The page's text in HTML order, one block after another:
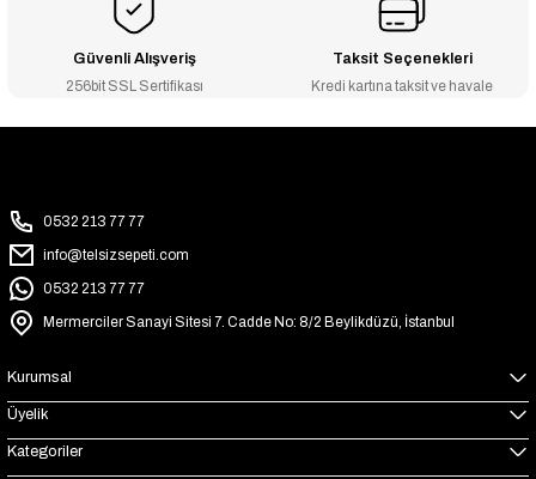
Güvenli Alışveriş
256bit SSL Sertifikası
Taksit Seçenekleri
Kredi kartına taksit ve havale
0532 213 77 77
info@telsizsepeti.com
0532 213 77 77
Mermerciler Sanayi Sitesi 7. Cadde No: 8/2 Beylikdüzü, İstanbul
Kurumsal
Üyelik
Kategoriler